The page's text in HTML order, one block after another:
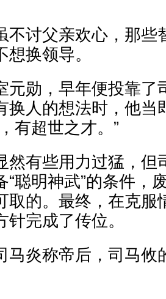
不讨父亲欢心，那些
换领导。
元勋，早年便投靠了
换人的想法时，他当
有超世之才。”
然有些用力过猛，但
“聪明神武”的条件，
取的。最终，在克服
完成了传位。
马炎称帝后，司马攸